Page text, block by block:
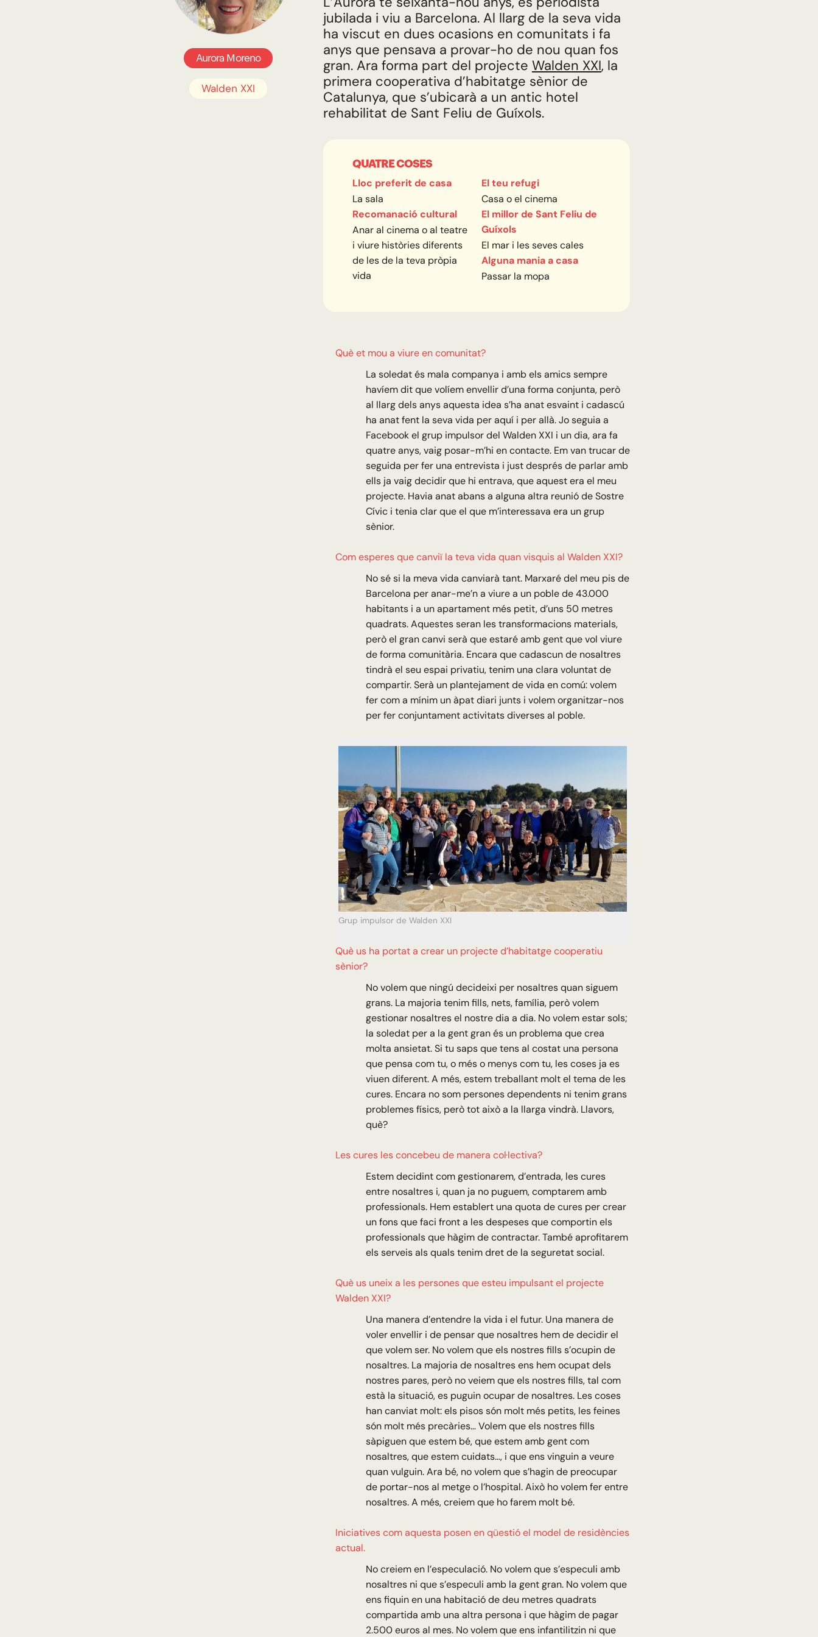
Aurora Moreno
Walden XXI
jubilada i viu a Barcelona. Al llarg de la seva vida
ha viscut en dues ocasions en comunitats i fa
anys que pensava a provar-ho de nou quan fos
gran. Ara forma part del projecte Walden XXI, la
primera cooperativa d’habitatge sènior de
Catalunya, que s’ubicarà a un antic hotel
rehabilitat de Sant Feliu de Guíxols.
QUATRE COSES
Lloc preferit de casa
La sala
Recomanació cultural
Anar al cinema o al teatre
i viure històries diferents
de les de la teva pròpia
vida
El teu refugi
Casa o el cinema
El millor de Sant Feliu de
Guíxols
El mar i les seves cales
Alguna mania a casa
Passar la mopa
Què et mou a viure en comunitat?
La soledat és mala companya i amb els amics sempre
havíem dit que volíem envellir d’una forma conjunta, però
al llarg dels anys aquesta idea s’ha anat esvaint i cadascú
ha anat fent la seva vida per aquí i per allà. Jo seguia a
Facebook el grup impulsor del Walden XXI i un dia, ara fa
quatre anys, vaig posar-m’hi en contacte. Em van trucar de
seguida per fer una entrevista i just després de parlar amb
ells ja vaig decidir que hi entrava, que aquest era el meu
projecte. Havia anat abans a alguna altra reunió de Sostre
Cívic i tenia clar que el que m’interessava era un grup
sènior.
Com esperes que canviï la teva vida quan visquis al Walden XXI?
No sé si la meva vida canviarà tant. Marxaré del meu pis de
Barcelona per anar-me’n a viure a un poble de 43.000
habitants i a un apartament més petit, d’uns 50 metres
quadrats. Aquestes seran les transformacions materials,
però el gran canvi serà que estaré amb gent que vol viure
de forma comunitària. Encara que cadascun de nosaltres
tindrà el seu espai privatiu, tenim una clara voluntat de
compartir. Serà un plantejament de vida en comú: volem
fer com a mínim un àpat diari junts i volem organitzar-nos
per fer conjuntament activitats diverses al poble.
Grup impulsor de Walden XXI
Què us ha portat a crear un projecte d’habitatge cooperatiu
sènior?
No volem que ningú decideixi per nosaltres quan siguem
grans. La majoria tenim fills, nets, família, però volem
gestionar nosaltres el nostre dia a dia. No volem estar sols;
la soledat per a la gent gran és un problema que crea
molta ansietat. Si tu saps que tens al costat una persona
que pensa com tu, o més o menys com tu, les coses ja es
viuen diferent. A més, estem treballant molt el tema de les
cures. Encara no som persones dependents ni tenim grans
problemes físics, però tot això a la llarga vindrà. Llavors,
què?
Les cures les concebeu de manera col·lectiva?
Estem decidint com gestionarem, d’entrada, les cures
entre nosaltres i, quan ja no puguem, comptarem amb
professionals. Hem establert una quota de cures per crear
un fons que faci front a les despeses que comportin els
professionals que hàgim de contractar. També aprofitarem
els serveis als quals tenim dret de la seguretat social.
Què us uneix a les persones que esteu impulsant el projecte
Walden XXI?
Una manera d’entendre la vida i el futur. Una manera de
voler envellir i de pensar que nosaltres hem de decidir el
que volem ser. No volem que els nostres fills s’ocupin de
nosaltres. La majoria de nosaltres ens hem ocupat dels
nostres pares, però no veiem que els nostres fills, tal com
està la situació, es puguin ocupar de nosaltres. Les coses
han canviat molt: els pisos són molt més petits, les feines
són molt més precàries… Volem que els nostres fills
sàpiguen que estem bé, que estem amb gent com
nosaltres, que estem cuidats…, i que ens vinguin a veure
quan vulguin. Ara bé, no volem que s’hagin de preocupar
de portar-nos al metge o l’hospital. Això ho volem fer entre
nosaltres. A més, creiem que ho farem molt bé.
Iniciatives com aquesta posen en qüestió el model de residències
actual.
No creiem en l’especulació. No volem que s’especuli amb
nosaltres ni que s’especuli amb la gent gran. No volem que
ens fiquin en una habitació de deu metres quadrats
compartida amb una altra persona i que hàgim de pagar
2.500 euros al mes. No volem que ens infantilitzin ni que